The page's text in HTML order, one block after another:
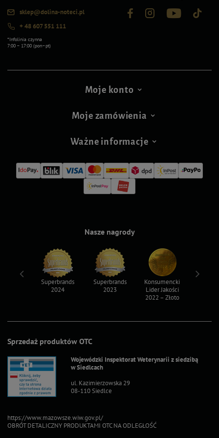
sklep@dolina-noteci.pl
+ 48 607 551 111
*Infolinia czynna
7:00 – 17:00 (pon–pt)
Moje konto
Moje zamówienia
Ważne informacje
Sprzedaż produktów OTC
Wojewódzki Inspektorat Weterynarii z siedzibą
w Siedlcach
ul. Kazimierzowska 29
08-110 Siedlce
https://www.mazowsze.wiw.gov.pl/
OBRÓT DETALICZNY PRODUKTAMI OTC NA ODLEGŁOŚĆ
Nasze nagrody
Superbrands
2024
Superbrands
2023
Konsumencki
Lider Jakości
2022 – Złoto